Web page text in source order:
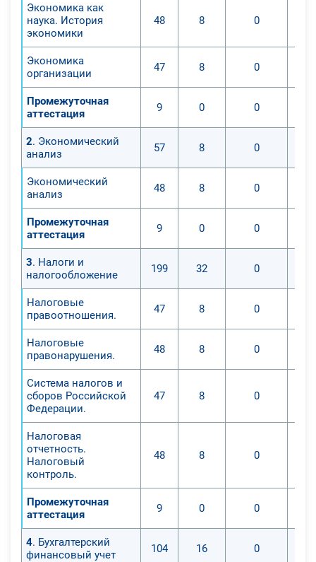
Экономика как
наука. История
экономики
48 8 0
Экономика
организации
47 8 0
Промежуточная
аттестация
9 0 0
2. Экономический
анализ
57 8 0
Экономический
анализ
48 8 0
Промежуточная
аттестация
9 0 0
3. Налоги и
налогообложение
199 32 0
Налоговые
правоотношения.
47 8 0
Налоговые
правонарушения.
48 8 0
Система налогов и
сборов Российской
Федерации.
47 8 0
Налоговая
отчетность.
Налоговый
контроль.
48 8 0
Промежуточная
аттестация
9 0 0
4. Бухгалтерский
финансовый учет
104 16 0